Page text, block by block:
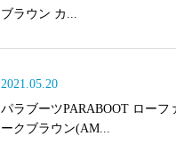
ブラウン カ...
2021.05.20
パラブーツPARABOOT ローフ
ークブラウン(AM...